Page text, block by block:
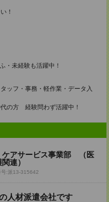
！
・未経験も活躍中！
ッフ・事務・軽作業・データ入
の方 経験問わず活躍中！
アサービス事業部 （医
連）
号:派13-315642
人材派遣会社です